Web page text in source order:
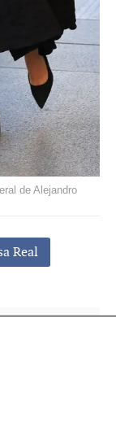
de Alejandro
Real